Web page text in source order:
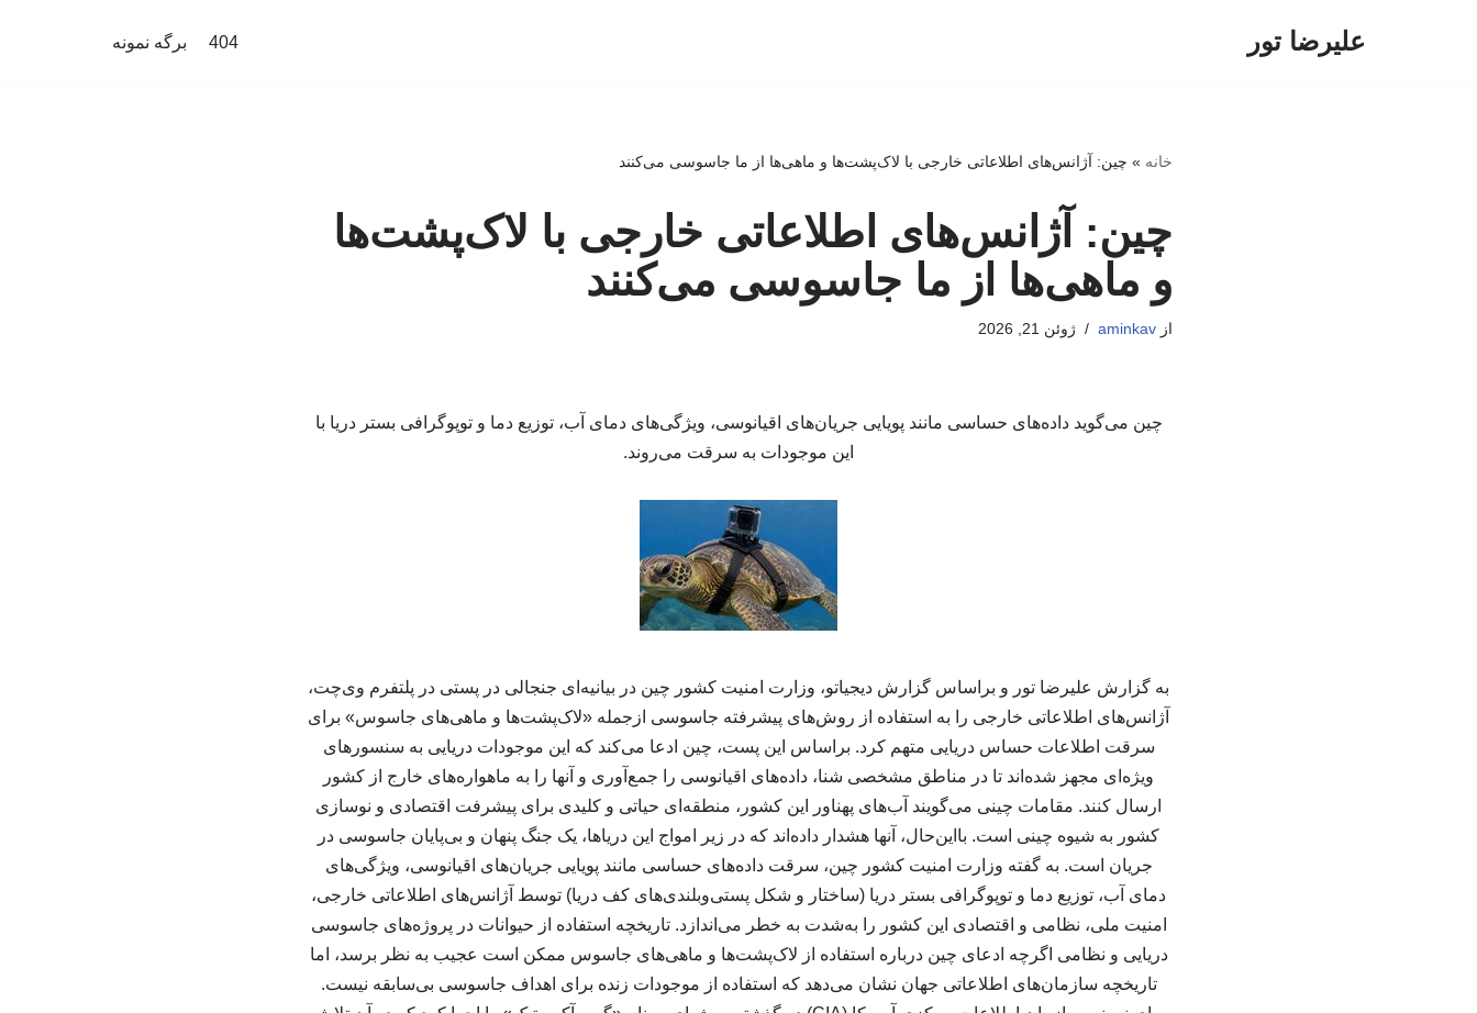
علیرضا تور 404 برگه نمونه
خانه » چین: آژانس‌های اطلاعاتی خارجی با لاک‌پشت‌ها و ماهی‌ها از ما جاسوسی می‌کنند
چین: آژانس‌های اطلاعاتی خارجی با لاک‌پشت‌ها
و ماهی‌ها از ما جاسوسی می‌کنند
ازaminkav ژوئن 21, 2026
چین می‌گوید داده‌های حساسی مانند پویایی جریان‌های اقیانوسی، ویژگی‌های دمای آب، توزیع دما و توپوگرافی بستر دریا با
این موجودات به سرقت می‌روند.
به گزارش علیرضا تور و براساس گزارش دیجیاتو، وزارت امنیت کشور چین در بیانیه‌ای جنجالی در پستی در پلتفرم وی‌چت،
آژانس‌های اطلاعاتی خارجی را به استفاده از روش‌های پیشرفته جاسوسی ازجمله «لاک‌پشت‌ها و ماهی‌های جاسوس» برای
سرقت اطلاعات حساس دریایی متهم کرد. براساس این پست، چین ادعا می‌کند که این موجودات دریایی به سنسورهای
ویژه‌ای مجهز شده‌اند تا در مناطق مشخصی شنا، داده‌های اقیانوسی را جمع‌آوری و آنها را به ماهواره‌های خارج از کشور
ارسال کنند. مقامات چینی می‌گویند آب‌های پهناور این کشور، منطقه‌ای حیاتی و کلیدی برای پیشرفت اقتصادی و نوسازی
کشور به شیوه چینی است. بااین‌حال، آنها هشدار داده‌اند که در زیر امواج این دریاها، یک جنگ پنهان و بی‌پایان جاسوسی در
جریان است. به گفته وزارت امنیت کشور چین، سرقت داده‌های حساسی مانند پویایی جریان‌های اقیانوسی، ویژگی‌های
دمای آب، توزیع دما و توپوگرافی بستر دریا (ساختار و شکل پستی‌وبلندی‌های کف دریا) توسط آژانس‌های اطلاعاتی خارجی،
امنیت ملی، نظامی و اقتصادی این کشور را به‌شدت به خطر می‌اندازد. تاریخچه استفاده از حیوانات در پروژه‌های جاسوسی
دریایی و نظامی اگرچه ادعای چین درباره استفاده از لاک‌پشت‌ها و ماهی‌های جاسوس ممکن است عجیب به نظر برسد، اما
تاریخچه سازمان‌های اطلاعاتی جهان نشان می‌دهد که استفاده از موجودات زنده برای اهداف جاسوسی بی‌سابقه نیست.